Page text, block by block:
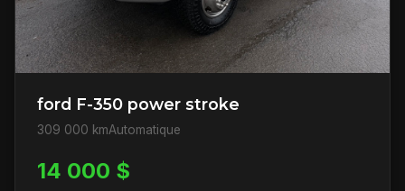
ford F-350 power stroke
309 000 kmAutomatique
14 000 $